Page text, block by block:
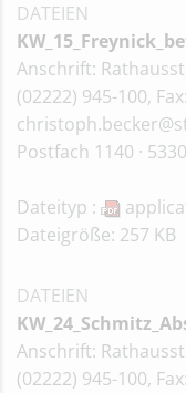
DATEIEN
Anschrift:
(02222) 945-100,
Postfach 1140 ·
Dateityp :
Dateigröße: 257 KB
DATEIEN
Anschrift:
(02222) 945-100,